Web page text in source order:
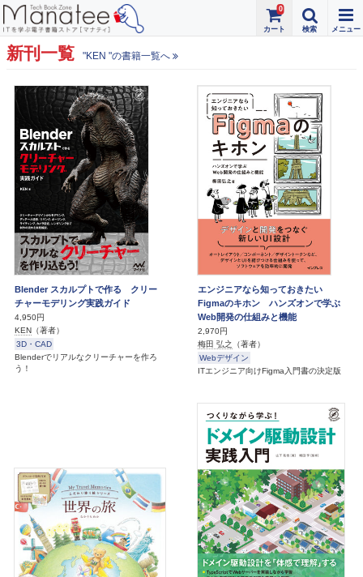
0
新刊一覧 "KEN "の書籍一覧へ
Blender スカルプトで作る クリー
チャーモデリング実践ガイド
4,950円
KEN （著者）
3D・CAD
Blenderでリアルなクリーチャーを作ろ
う！
エンジニアなら知っておきたい
Figmaのキホン ハンズオンで学ぶ
Web開発の仕組みと機能
2,970円
梅田 弘之 （著者）
Webデザイン
ITエンジニア向けFigma入門書の決定版